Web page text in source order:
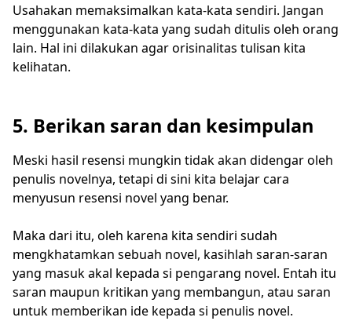
Usahakan memaksimalkan kata-kata sendiri. Jangan
menggunakan kata-kata yang sudah ditulis oleh orang
lain. Hal ini dilakukan agar orisinalitas tulisan kita
kelihatan.
5. Berikan saran dan kesimpulan
Meski hasil resensi mungkin tidak akan didengar oleh
penulis novelnya, tetapi di sini kita belajar cara
menyusun resensi novel yang benar.
Maka dari itu, oleh karena kita sendiri sudah
mengkhatamkan sebuah novel, kasihlah saran-saran
yang masuk akal kepada si pengarang novel. Entah itu
saran maupun kritikan yang membangun, atau saran
untuk memberikan ide kepada si penulis novel.